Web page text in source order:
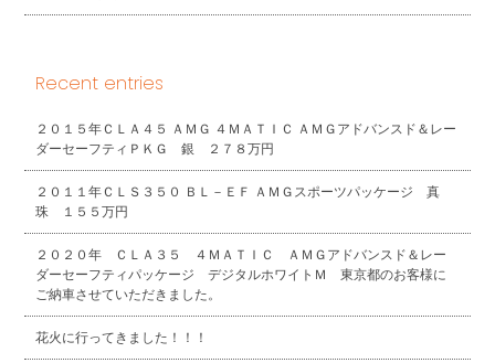
Recent entries
２０１５年ＣＬＡ４５ ＡＭＧ ４ＭＡＴＩＣ ＡＭＧアドバンスド＆レー
ダーセーフティＰＫＧ 銀 ２７８万円
２０１１年ＣＬＳ３５０ ＢＬ－ＥＦ ＡＭＧスポーツパッケージ 真
珠 １５５万円
２０２０年 ＣＬＡ３５ ４ＭＡＴＩＣ ＡＭＧアドバンスド＆レー
ダーセーフティパッケージ デジタルホワイトＭ 東京都のお客様に
ご納車させていただきました。
花火に行ってきました！！！